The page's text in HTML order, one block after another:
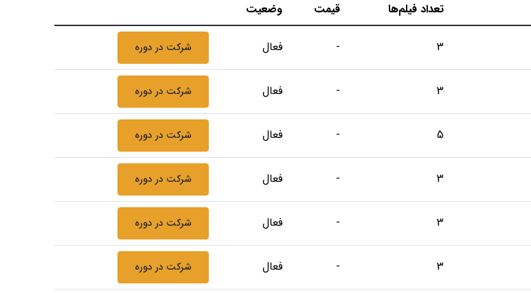
تعداد فیلم‌ها قیمت وضعیت
3
- فعال شرکت در دوره
3
- فعال شرکت در دوره
5
- فعال شرکت در دوره
3
- فعال شرکت در دوره
3
- فعال شرکت در دوره
3
- فعال شرکت در دوره